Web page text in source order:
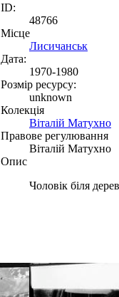
ID:
48766
Місце
Лисичанськ
Дата:
1970-1980
Розмір ресурсу:
unknown
Колекція
Віталій Матухно
Правове регулювання
Віталій Матухно
Опис
Чоловік біля